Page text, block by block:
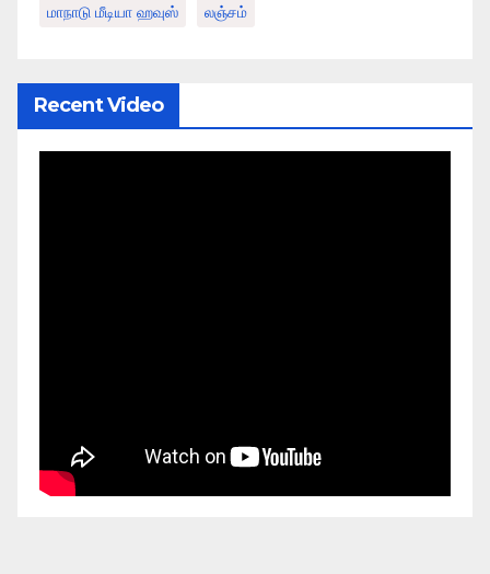
மாநாடு மீடியா ஹவுஸ் லஞ்சம்
Recent Video